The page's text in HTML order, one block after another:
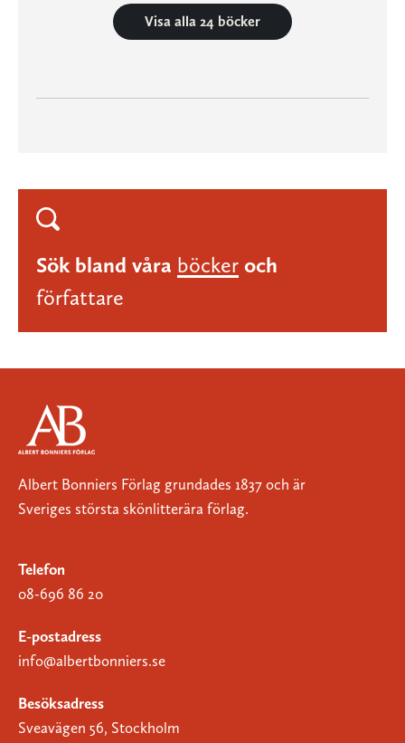
Visa alla 24 böcker
Sök bland våra böcker och
författare
Albert Bonniers Förlag grundades 1837 och är
Sveriges största skönlitterära förlag.
Telefon
08-696 86 20
E-postadress
info@albertbonniers.se
Besöksadress
Sveavägen 56, Stockholm